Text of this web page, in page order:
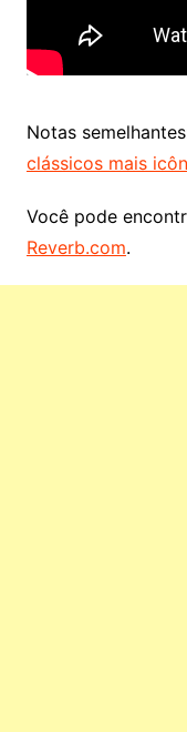
Notas
clássicos mais
Você pode
Reverb.com.